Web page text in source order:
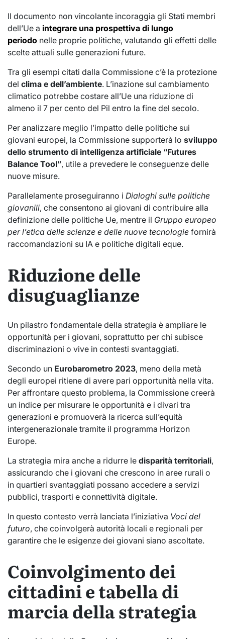
Il documento non vincolante incoraggia gli Stati membri
dell’Ue a integrare una prospettiva di lungo
periodo nelle proprie politiche, valutando gli effetti delle
scelte attuali sulle generazioni future.
Tra gli esempi citati dalla Commissione c’è la protezione
del clima e dell’ambiente. L’inazione sul cambiamento
climatico potrebbe costare all’Ue una riduzione di
almeno il 7 per cento del Pil entro la fine del secolo.
Per analizzare meglio l’impatto delle politiche sui
giovani europei, la Commissione supporterà lo sviluppo
dello strumento di intelligenza artificiale “Futures
Balance Tool”, utile a prevedere le conseguenze delle
nuove misure.
Parallelamente proseguiranno i Dialoghi sulle politiche
giovanili, che consentono ai giovani di contribuire alla
definizione delle politiche Ue, mentre il Gruppo europeo
per l’etica delle scienze e delle nuove tecnologie fornirà
raccomandazioni su IA e politiche digitali eque.
Riduzione delle
disuguaglianze
Un pilastro fondamentale della strategia è ampliare le
opportunità per i giovani, soprattutto per chi subisce
discriminazioni o vive in contesti svantaggiati.
Secondo un Eurobarometro 2023, meno della metà
degli europei ritiene di avere pari opportunità nella vita.
Per affrontare questo problema, la Commissione creerà
un indice per misurare le opportunità e i divari tra
generazioni e promuoverà la ricerca sull’equità
intergenerazionale tramite il programma Horizon
Europe.
La strategia mira anche a ridurre le disparità territoriali,
assicurando che i giovani che crescono in aree rurali o
in quartieri svantaggiati possano accedere a servizi
pubblici, trasporti e connettività digitale.
In questo contesto verrà lanciata l’iniziativa Voci del
futuro, che coinvolgerà autorità locali e regionali per
garantire che le esigenze dei giovani siano ascoltate.
Coinvolgimento dei
cittadini e tabella di
marcia della strategia